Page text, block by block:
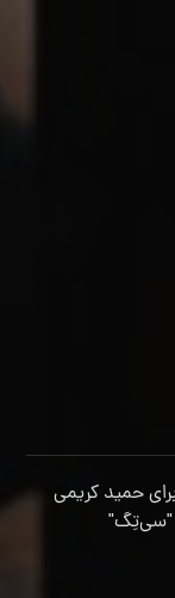
حمید کریمی
"سی‌تِگ"